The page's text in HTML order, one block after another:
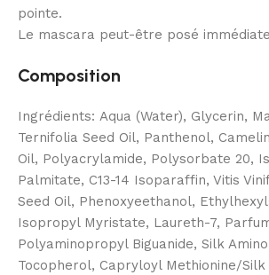
pointe.
Le mascara peut-être posé
Composition
Ingrédients: Aqua (Water), Glycerin,
Ternifolia Seed Oil, Panthenol,
Oil, Polyacrylamide, Polysorbate 20,
Palmitate, C13-14 Isoparaffin, Vitis
Seed Oil, Phenoxyeethanol,
Isopropyl Myristate, Laureth-7,
Polyaminopropyl Biguanide, Silk
Tocopherol, Capryloyl Methionine/Silk